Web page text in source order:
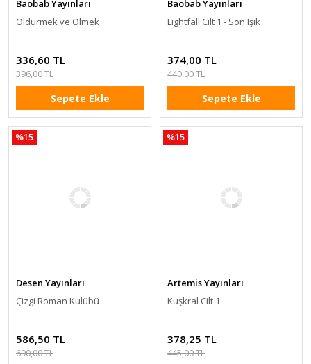
Baobab Yayınları
Öldürmek ve Ölmek
336,60 TL
396,00 TL
Sepete Ekle
Baobab Yayınları
Lightfall Cilt 1 - Son Işık
374,00 TL
440,00 TL
Sepete Ekle
%15
Desen Yayınları
Çizgi Roman Kulübü
586,50 TL
690,00 TL
%15
Artemis Yayınları
Kuşkral Cilt 1
378,25 TL
445,00 TL